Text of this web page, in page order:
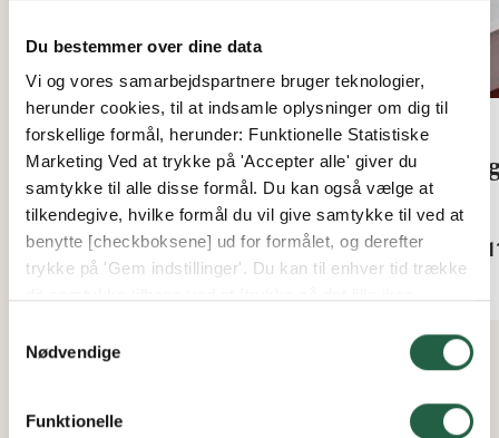
Du bestemmer over dine data
Vi og vores samarbejdspartnere bruger teknologier,
herunder cookies, til at indsamle oplysninger om dig til
forskellige formål, herunder: Funktionelle Statistiske
Marketing Ved at trykke på 'Accepter alle' giver du
samtykke til alle disse formål. Du kan også vælge at
tilkendegive, hvilke formål du vil give samtykke til ved at
benytte [checkboksene] ud for formålet, og derefter
trykke på 'Gem indstillinger'. Du kan til enhver tid trække
mere om vores brug af cookies og andre teknologier,
Nødvendige
Funktionelle
Dræntape til 10, 16, 20, 25mm
termotag
Fra
86 kr.
Fra